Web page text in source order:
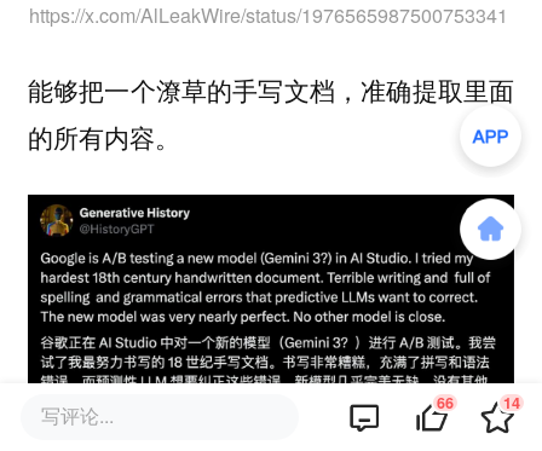
https://x.com/AlLeakWire/status/1976565987500753341
能够把一个潦草的手写文档，准确提取里面
的所有内容。
写评论... 66 14